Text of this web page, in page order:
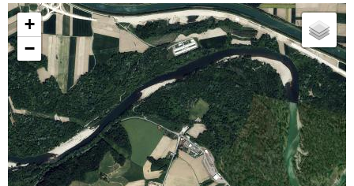
+
−